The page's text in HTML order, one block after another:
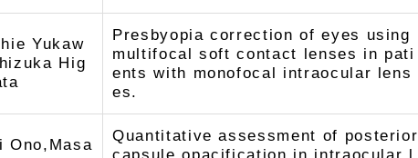
Yukaw
Hig
Presbyopia correction of eyes using
multifocal soft contact lenses in pati
ents with monofocal intraocular lens
es.
Ono,Masa
Quantitative assessment of posterior
capsule opacification in intraocular l